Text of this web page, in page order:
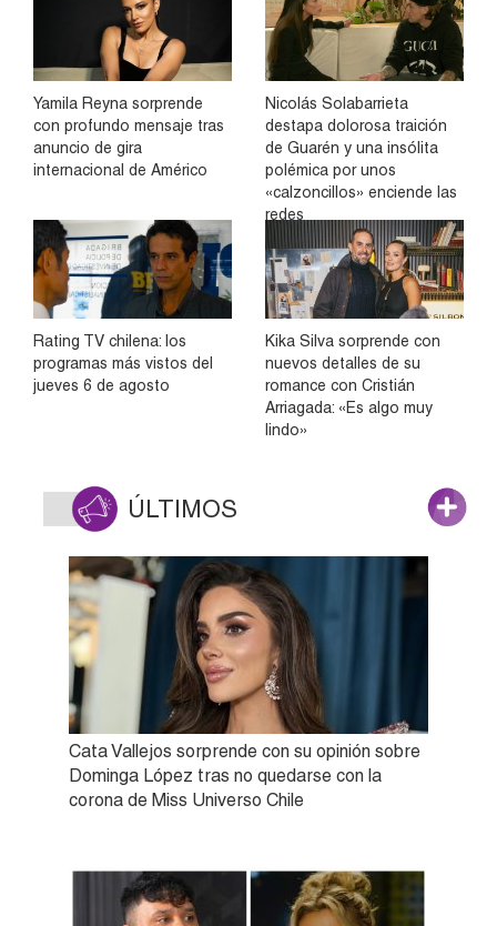
Yamila Reyna sorprende
con profundo mensaje tras
anuncio de gira
internacional de Américo
Nicolás Solabarrieta
destapa dolorosa traición
de Guarén y una insólita
polémica por unos
«calzoncillos» enciende las
redes
Rating TV chilena: los
programas más vistos del
jueves 6 de agosto
Kika Silva sorprende con
nuevos detalles de su
romance con Cristián
Arriagada: «Es algo muy
lindo»
ÚLTIMOS
Cata Vallejos sorprende con su opinión sobre
Dominga López tras no quedarse con la
corona de Miss Universo Chile